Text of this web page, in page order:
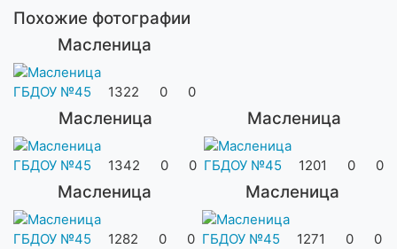
Похожие фотографии
Масленица
ГБДОУ №45 1322 0 0
Масленица
ГБДОУ №45 1342 0 0
Масленица
ГБДОУ №45 1201 0 0
Масленица
ГБДОУ №45 1282 0 0
Масленица
ГБДОУ №45 1271 0 0